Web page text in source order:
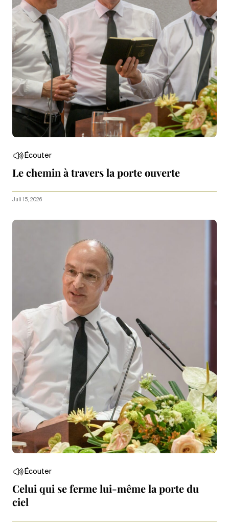
Écouter
Le chemin à travers la porte ouverte
Juli 15, 2026
Écouter
Celui qui se ferme lui-même la porte du
ciel